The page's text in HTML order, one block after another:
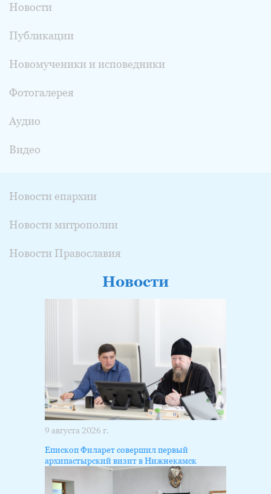
Новости
Публикации
Новомученики и исповедники
Фотогалерея
Аудио
Видео
Новости епархии
Новости митрополии
Новости Православия
Новости
9 августа 2026 г.
Епископ Филарет совершил первый
архипастырский визит в Нижнекамск